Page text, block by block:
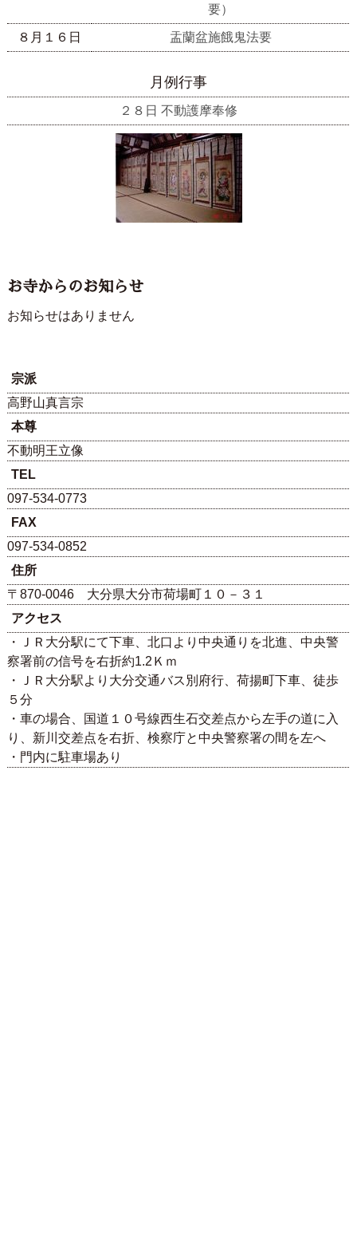
要）
８月１６日 盂蘭盆施餓鬼法要
月例行事
２８日 不動護摩奉修
お寺からのお知らせ
お知らせはありません
宗派
高野山真言宗
本尊
不動明王立像
TEL
097-534-0773
FAX
097-534-0852
住所
〒870-0046 大分県大分市荷場町１０－３１
アクセス
・ＪＲ大分駅にて下車、北口より中央通りを北進、中央警
察署前の信号を右折約1.2Ｋｍ
・ＪＲ大分駅より大分交通バス別府行、荷揚町下車、徒歩
５分
・車の場合、国道１０号線西生石交差点から左手の道に入
り、新川交差点を右折、検察庁と中央警察署の間を左へ
・門内に駐車場あり